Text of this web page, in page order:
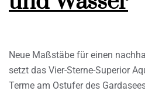
Neue Maßstäbe für einen
setzt das Vier-Sterne-Superior
Terme am Ostufer des